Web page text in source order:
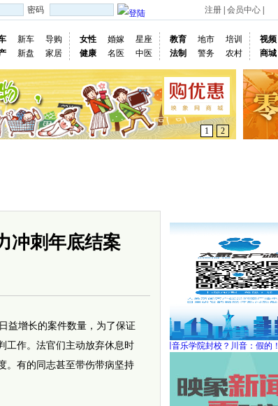
密码 注册 会员中心
新车
导购
新盘 家居
女性 婚嫁
星座
健康
名医 中医
教育 地市
培训
法制
警务 农村
视频
商城
1 2
冲刺年底结案
益增长的案件数量，为了保证
工作。法官们主动放弃休息时
。有的同志甚至带伤带病坚持
网传四川音乐学院封校？川音：假的！